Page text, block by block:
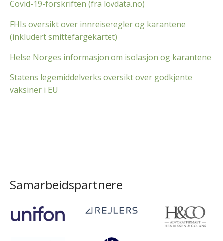
Covid-19-forskriften (fra lovdata.no)
FHIs oversikt over innreiseregler og karantene
(inkludert smittefargekartet)
Helse Norges informasjon om isolasjon og karantene
Statens legemiddelverks oversikt over godkjente
vaksiner i EU
Samarbeidspartnere